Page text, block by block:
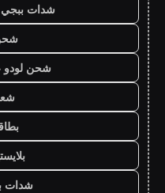
شدات ببجي
شحن لودو
شدات